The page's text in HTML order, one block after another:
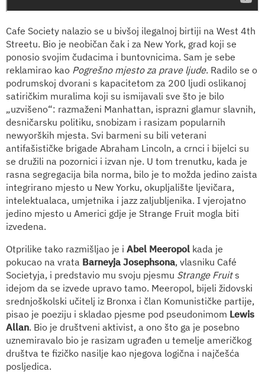
Cafe Society nalazio se u bivšoj ilegalnoj birtiji na West 4th
Streetu. Bio je neobičan čak i za New York, grad koji se
ponosio svojim čudacima i buntovnicima. Sam je sebe
reklamirao kao Pogrešno mjesto za prave ljude. Radilo se o
podrumskoj dvorani s kapacitetom za 200 ljudi oslikanoj
satiričkim muralima koji su ismijavali sve što je bilo
„uzvišeno“: razmaženi Manhattan, isprazni glamur slavnih,
desničarsku politiku, snobizam i rasizam popularnih
newyorških mjesta. Svi barmeni su bili veterani
antifašističke brigade Abraham Lincoln, a crnci i bijelci su
se družili na pozornici i izvan nje. U tom trenutku, kada je
rasna segregacija bila norma, bilo je to možda jedino zaista
integrirano mjesto u New Yorku, okupljalište ljevičara,
intelektualaca, umjetnika i jazz zaljubljenika. I vjerojatno
jedino mjesto u Americi gdje je Strange Fruit mogla biti
izvedena.
Otprilike tako razmišljao je i Abel Meeropol kada je
pokucao na vrata Barneyja Josephsona, vlasniku Café
Societyja, i predstavio mu svoju pjesmu Strange Fruits
idejom da se izvede upravo tamo. Meeropol, bijeli židovski
srednjoškolski učitelj iz Bronxa i član Komunističke partije,
pisao je poeziju i skladao pjesme pod pseudonimom Lewis
Allan. Bio je društveni aktivist, a ono što ga je posebno
uznemiravalo bio je rasizam ugrađen u temelje američkog
društva te fizičko nasilje kao njegova logična i najčešća
posljedica.